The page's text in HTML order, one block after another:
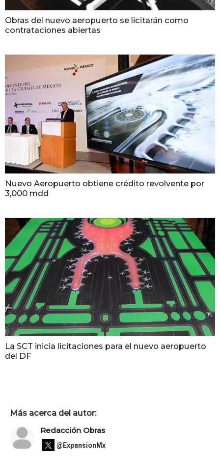
Obras del nuevo aeropuerto se licitarán como
contrataciones abiertas
Nuevo Aeropuerto obtiene crédito revolvente por
3,000 mdd
La SCT inicia licitaciones para el nuevo aeropuerto
del DF
Más acerca del autor:
Redacción Obras
@ExpansionMx